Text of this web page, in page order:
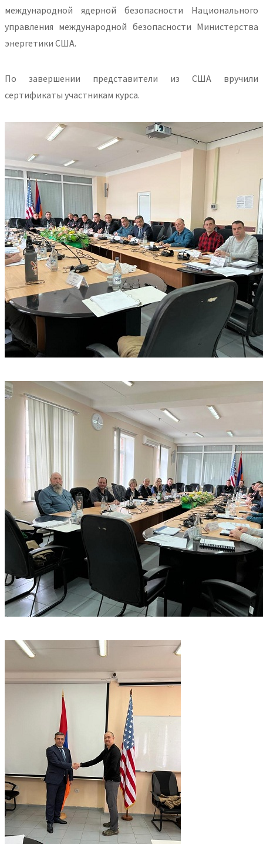
международной ядерной безопасности Национального
управления международной безопасности Министерства
энергетики США.
По завершении представители из США вручили
сертификаты участникам курса.